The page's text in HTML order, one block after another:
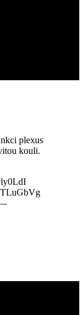
plexus
kouli.